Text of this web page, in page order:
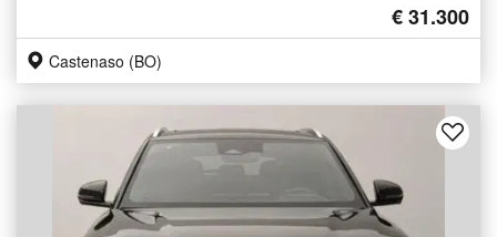
€ 31.300
Castenaso (BO)